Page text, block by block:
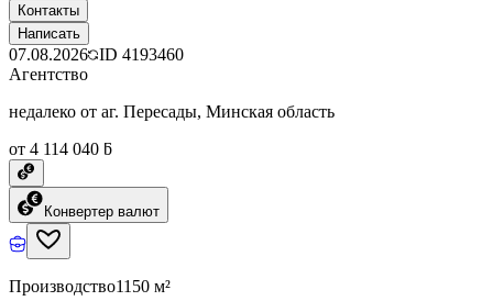
Контакты
Написать
07.08.2026 ID 4193460
Агентство
недалеко от аг. Пересады, Минская область
от 4 114 040 ƃ
Конвертер валют
Производство1150 м²